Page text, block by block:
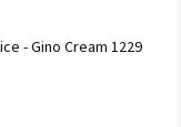
- Gino Cream 1229